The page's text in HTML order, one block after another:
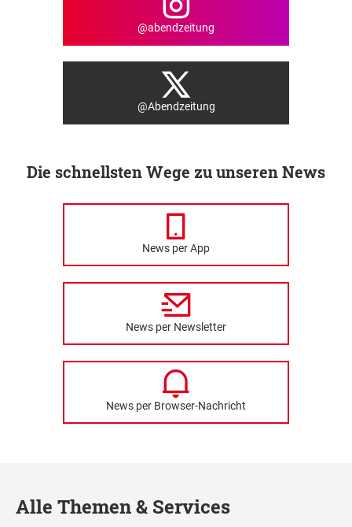
@abendzeitung
@Abendzeitung
Die schnellsten Wege zu unseren News
News per App
News per Newsletter
News per Browser-Nachricht
Alle Themen & Services